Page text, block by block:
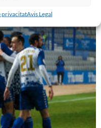
privacitatAvis Legal